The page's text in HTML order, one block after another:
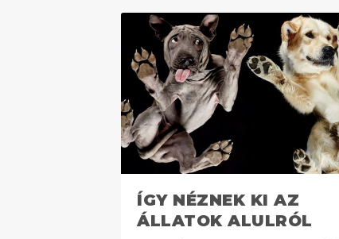
ÍGY NÉZNEK KI AZ
ÁLLATOK ALULRÓL